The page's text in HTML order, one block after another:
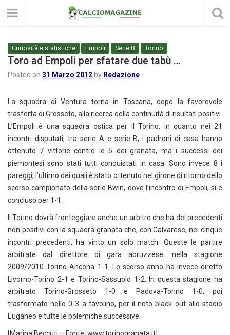
Curiosità e statistiche Empoli Serie B Torino
Toro ad Empoli per sfatare due tabù …
Posted on 31 Marzo 2012 by Redazione
La squadra di Ventura torna in Toscana, dopo la favorevole
trasferta di Grosseto, alla ricerca della continuità di risultati positivi.
L’Empoli è una squadra ostica per il Torino, in quanto nei 21
incontri disputati, tra serie A e serie B, i padroni di casa hanno
ottenuto 7 vittorie contro le 5 dei granata, ma i successi dei
piemontesi sono stati tutti conquistati in casa. Sono invece 8 i
pareggi, l’ultimo dei quali è stato ottenuto nel girone di ritorno dello
scorso campionato della serie Bwin, dove l’incontro di Empoli, si è
concluso per 1-1.
Il Torino dovrà fronteggiare anche un arbitro che ha dei precedenti
non positivi con la squadra granata che, con Calvarese, nei cinque
incontri precedenti, ha vinto un solo match. Queste le partire
arbitrate dal direttore di gara abruzzese: nella stagione
2009/2010 Torino-Ancona 1-1. Lo scorso anno ha invece diretto
Livorno-Torino 2-1 e Torino-Sassuolo 1-2. In questa stagione ha
arbitrato Torino-Grosseto 1-0 e Padova-Torino 1-0, poi
trasformato nello 0-3 a tavolino, per il noto black out allo stadio
Euganeo e tutte le polemiche successive.